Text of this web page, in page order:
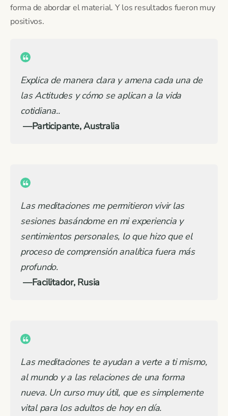
forma de abordar el material. Y los resultados fueron muy
positivos.
Explica de manera clara y amena cada una de
las Actitudes y cómo se aplican a la vida
cotidiana..
—Participante, Australia
Las meditaciones me permitieron vivir las
sesiones basándome en mi experiencia y
sentimientos personales, lo que hizo que el
proceso de comprensión analítica fuera más
profundo.
—Facilitador, Rusia
Las meditaciones te ayudan a verte a ti mismo,
al mundo y a las relaciones de una forma
nueva. Un curso muy útil, que es simplemente
vital para los adultos de hoy en día.